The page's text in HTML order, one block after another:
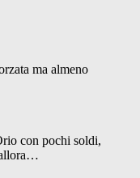
ma almeno
con pochi soldi,
allora…